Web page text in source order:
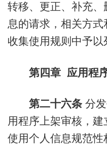
转移、更正、补充
息的请求，相关方
收集使用规则中予以
第四章 应用程
第二十六条分发
用程序上架审核，
使用个人信息规范